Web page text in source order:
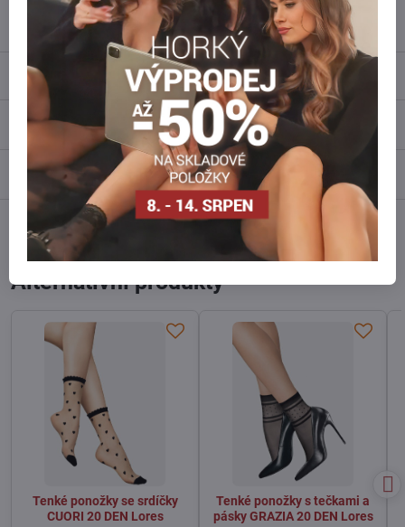
info​@everlady​.eu
Popis
Recenze 0
Diskuse 0
Facebook Reddit WhatsApp
Alternativní produkty
Tenké ponožky se srdíčky
CUORI 20 DEN Lores
Tenké ponožky s tečkami a
pásky GRAZIA 20 DEN Lores